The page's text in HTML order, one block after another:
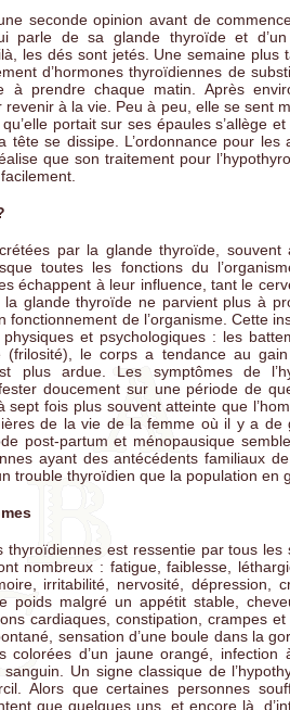
seconde opinion avant de
parle de sa glande thyroïde et
les dés sont jetés. Une semaine plus
d’hormones thyroïdiennes de
à prendre chaque matin. Après
à la vie. Peu à peu, elle se sent
portait sur ses épaules s’allège
tête se dissipe. L’ordonnance pour les
que son traitement pour
par la glande thyroïde,
toutes les fonctions du
échappent à leur influence, tant le
la glande thyroïde ne parvient plus à
de l’organisme. Cette
et psychologiques : les
(frilosité), le corps a tendance au
plus ardue. Les symptômes de
doucement sur une période de
fois plus souvent atteinte que
de la vie de la femme où il y a de
post-partum et ménopausique
ayant des antécédents familiaux
trouble thyroïdien que la population en
thyroïdiennes est ressentie par tous
nombreux : fatigue, faiblesse,
irritabilité, nervosité, dépression,
poids malgré un appétit stable,
cardiaques, constipation, crampes
sensation d’une boule dans la
d’un jaune orangé, infection
Un signe classique de
Alors que certaines personnes
que quelques uns, et encore là,